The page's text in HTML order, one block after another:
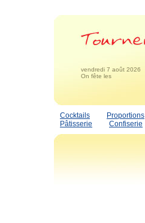
vendredi 7 août 2026
On fête les
Cocktails Proportions
Pâtisserie
Confiserie